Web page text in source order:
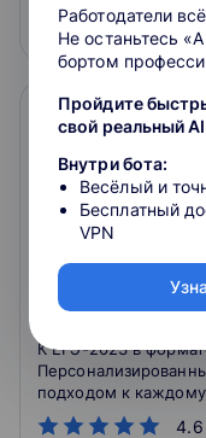
Подробнее
Продвинутый
нужно для
4.6
К ЕГЭ-2023 в
подходом к
Работодатели
Не останьтесь
бортом
Пройдите
свой реальный
Внутри бота:
Весёлый и
Бесплатный
VPN